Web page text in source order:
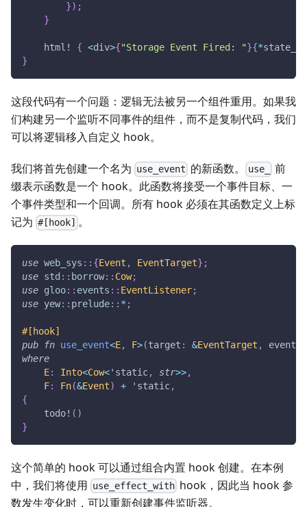
}) ;
}
html! { <div>{"Storage Event Fired: "}{*
}
这段代码有一个问题：逻辑无法被另一个组件重用。如果我
们构建另一个监听不同事件的组件，而不是复制代码，我们
可以将逻辑移入自定义 hook。
我们将首先创建一个名为 use_event 的新函数。 use_
前
缀表示函数是一个 hook。此函数将接受一个事件目标、一
个事件类型和一个回调。所有 hook 必须在其函数定义上标
记为 #[hook] 。
use web_sys :: {Event , EventTarget} ;
use std :: borrow:: Cow;
use gloo:: events :: EventListener;
use yew:: prelude:: * ;
#[hook]
pub
fn use_event<E, F>(target : &EventTarget ,
where
E: Into<Cow<'static, str>>,
F: Fn(&Event) + 'static,
{
todo! ( )
}
这个简单的 hook 可以通过组合内置 hook 创建。在本例
中，我们将使用 use_effect_with hook，因此当 hook 参
数发生变化时，可以重新创建事件监听器。